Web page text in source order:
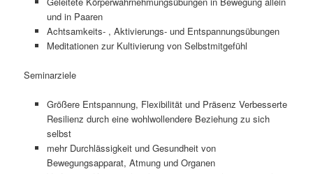
und in Paaren
Achtsamkeits- , Aktivierungs- und Entspannungsübungen
Meditationen zur Kultivierung von Selbstmitgefühl
Seminarziele
Größere Entspannung, Flexibilität und Präsenz Verbesserte
Resilienz durch eine wohlwollendere Beziehung zu sich
selbst
mehr Durchlässigkeit und Gesundheit von
Bewegungsapparat, Atmung und Organen